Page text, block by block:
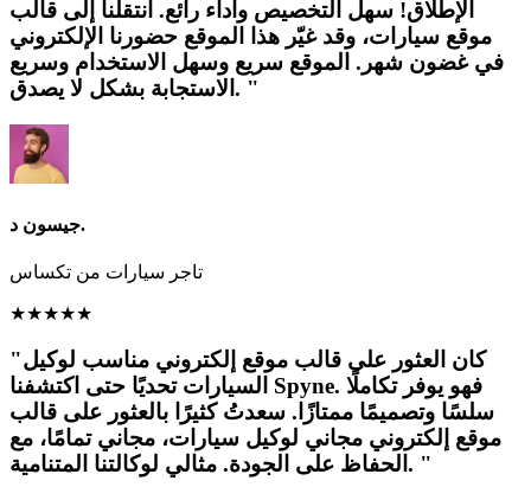
الإطلاق! سهل التخصيص وأداء رائع. انتقلنا إلى قالب
موقع سيارات، وقد غيّر هذا الموقع حضورنا الإلكتروني
في غضون شهر. الموقع سريع وسهل الاستخدام وسريع
الاستجابة بشكل لا يصدق. "
جيسون د.
تاجر سيارات من تكساس
★★★★★
"كان العثور على قالب موقع إلكتروني مناسب لوكيل
السيارات تحديًا حتى اكتشفنا Spyne. فهو يوفر تكاملًا
سلسًا وتصميمًا ممتازًا. سعدتُ كثيرًا بالعثور على قالب
موقع إلكتروني مجاني لوكيل سيارات، مجاني تمامًا، مع
الحفاظ على الجودة. مثالي لوكالتنا المتنامية. "